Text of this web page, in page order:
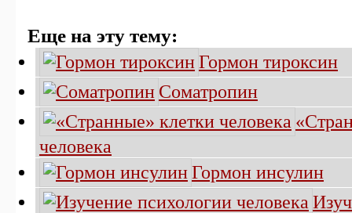
Еще на эту тему:
Гормон тироксин
Соматропин
человека
Гормон инсулин